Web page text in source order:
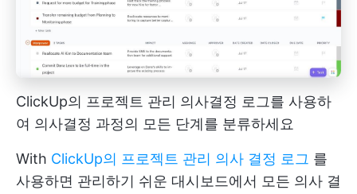
ClickUp의 프로젝트 관리 의사결정 로그를 사용하
여 의사결정 과정의 모든 단계를 분류하세요
With ClickUp의 프로젝트 관리 의사 결정 로그 를
사용하면 관리하기 쉬운 대시보드에서 모든 의사 결